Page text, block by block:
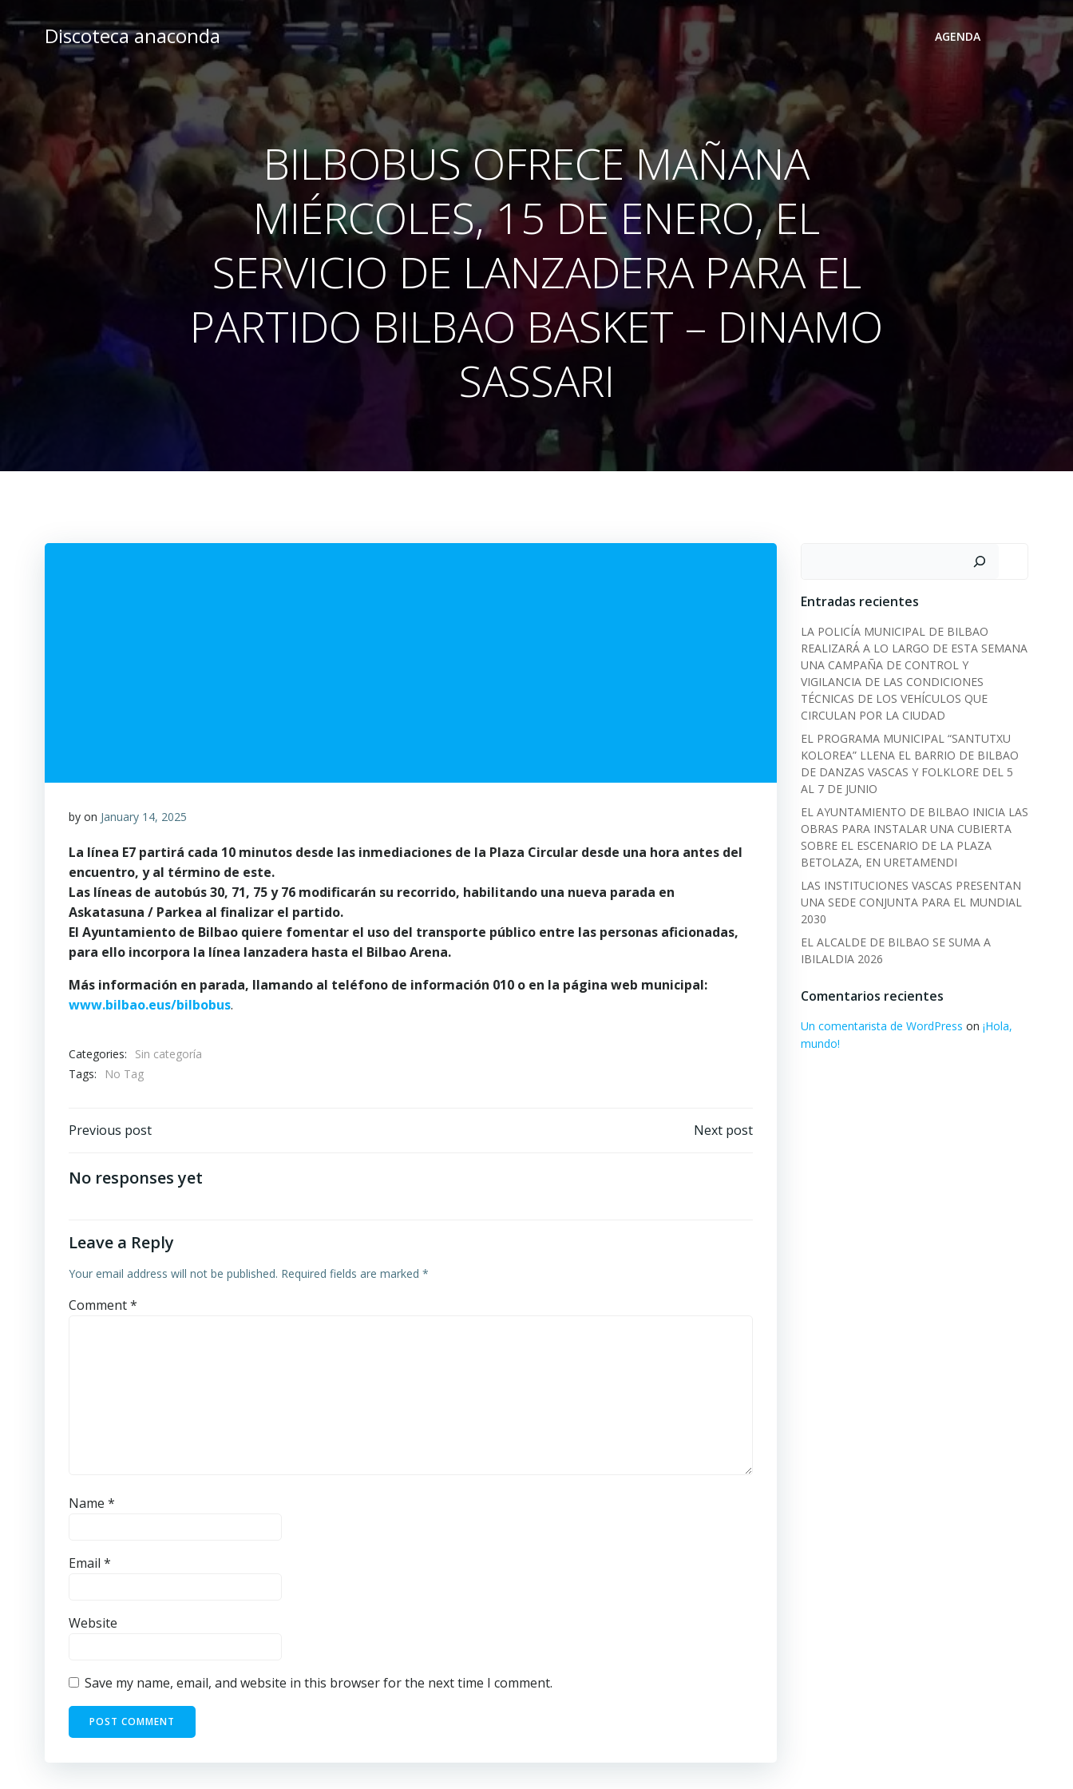
to
Discoteca anaconda AGENDA
BILBOBUS OFRECE MAÑANA
MIÉRCOLES, 15 DE ENERO, EL
SERVICIO DE LANZADERA PARA EL
PARTIDO BILBAO BASKET – DINAMO
SASSARI
by on January 14, 2025
La línea E7 partirá cada 10 minutos desde las inmediaciones de la Plaza Circular desde una hora antes del
encuentro, y al término de este.
Las líneas de autobús 30, 71, 75 y 76 modificarán su recorrido, habilitando una nueva parada en
Askatasuna / Parkea al finalizar el partido.
El Ayuntamiento de Bilbao quiere fomentar el uso del transporte público entre las personas aficionadas,
para ello incorpora la línea lanzadera hasta el Bilbao Arena.
Más información en parada, llamando al teléfono de información 010 o en la página web municipal:
www.bilbao.eus/bilbobus.
Categories:
Sin categoría
Tags:
No Tag
Post
navigation
Previous post Next post
No responses yet
Leave a Reply
Your email address will not be published. Required fields are marked *
Comment*
Name *
Email *
Website
Save my name, email, and website in this browser for the next time I comment.
Entradas recientes
LA POLICÍA MUNICIPAL DE BILBAO
REALIZARÁ A LO LARGO DE ESTA SEMANA
UNA CAMPAÑA DE CONTROL Y
VIGILANCIA DE LAS CONDICIONES
TÉCNICAS DE LOS VEHÍCULOS QUE
CIRCULAN POR LA CIUDAD
EL PROGRAMA MUNICIPAL “SANTUTXU
KOLOREA” LLENA EL BARRIO DE BILBAO
DE DANZAS VASCAS Y FOLKLORE DEL 5
AL 7 DE JUNIO
EL AYUNTAMIENTO DE BILBAO INICIA LAS
OBRAS PARA INSTALAR UNA CUBIERTA
SOBRE EL ESCENARIO DE LA PLAZA
BETOLAZA, EN URETAMENDI
LAS INSTITUCIONES VASCAS PRESENTAN
UNA SEDE CONJUNTA PARA EL MUNDIAL
2030
EL ALCALDE DE BILBAO SE SUMA A
IBILALDIA 2026
Comentarios recientes
Un comentarista de WordPress on ¡Hola,
mundo!